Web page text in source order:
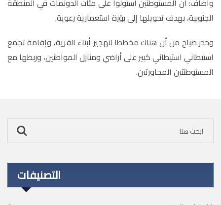
الجنوبية، بهدف تحويلها إلى بؤرة استعمارية رعوية.
وحذر صباح من أن هناك مخططا لتهجير أبناء القرية، وإقامة تجمع
استيطاني استيطاني كبير على أراضي ومنازل المواطنين، وربطها مع
المستوطنتين المجاورتين.
التصنيفات